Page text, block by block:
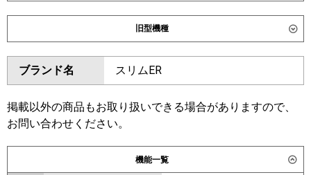
ダイキン SZRC40CNV SZRC40CV
SZRUC40CV
東芝
GUSA04013J1XU
GUSA04013J1MUB
GUSA04013JP1XU
ERMP40SHE6
旧型機種
ダイキン SZRC40BYNV SZRC40BYV
SZRUC40BYV
SZRC40BJNV SZRJC40BJV
SZRJC40BFV SZRC40BFV
SZRC40BFNV
GUSA04013JMUB
GUSA04013JXU
ブランド名 スリムER
掲載以外の商品もお取り扱いできる場合がありますので、
お問い合わせください。
機能一覧